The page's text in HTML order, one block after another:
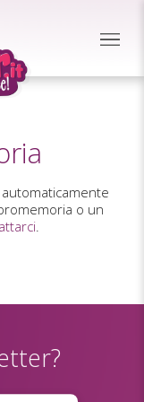
o un
.